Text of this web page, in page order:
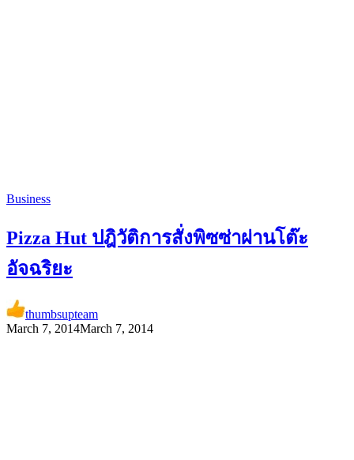
Business
Pizza Hut ปฎิวัติการสั่งพิซซ่าผ่านโต๊ะ
อัจฉริยะ
thumbsupteam
March 7, 2014March 7, 2014